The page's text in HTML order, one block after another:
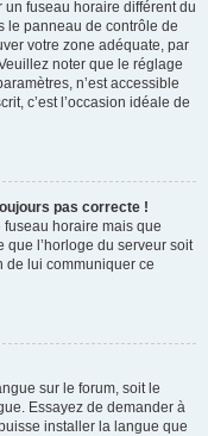
un fuseau horaire différent du
le panneau de contrôle de
votre zone adéquate, par
noter que le réglage
n’est accessible
c’est l’occasion idéale de
pas correcte !
fuseau horaire mais que
que l’horloge du serveur soit
de lui communiquer ce
sur le forum, soit le
Essayez de demander à
installer la langue que